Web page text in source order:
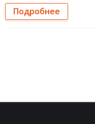
Подробнее